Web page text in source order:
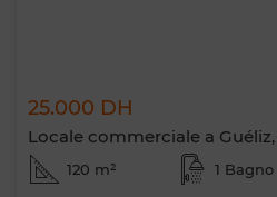
25.000 DH
Locale commerciale a
120 m² 1 Bagno